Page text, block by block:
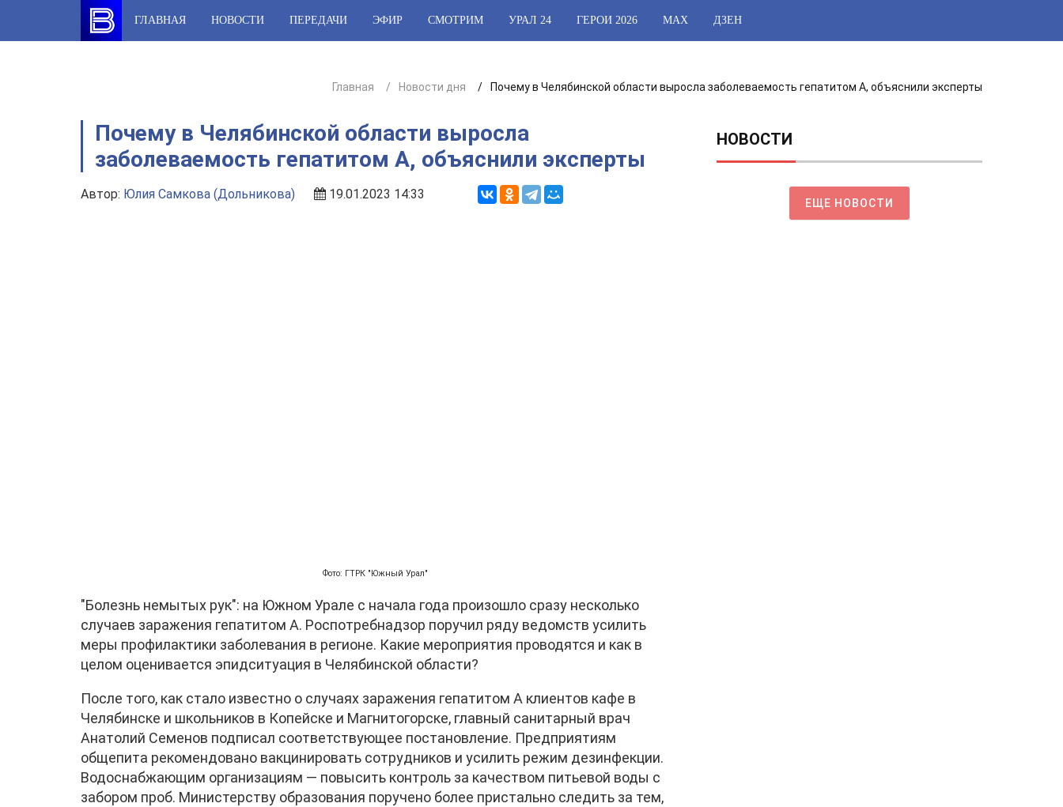
content
ГЛАВНАЯ НОВОСТИ ПЕРЕДАЧИ ЭФИР СМОТРИМ УРАЛ 24 ГЕРОИ 2026 МАХ ДЗЕН
Главная Новости дня Почему в Челябинской области выросла заболеваемость гепатитом А, объяснили эксперты
Почему в Челябинской области выросла
заболеваемость гепатитом А, объяснили эксперты
Автор: Юлия Самкова (Дольникова) 19.01.2023 14:33
Фото: ГТРК "Южный Урал"
"Болезнь немытых рук": на Южном Урале с начала года произошло сразу несколько
случаев заражения гепатитом А. Роспотребнадзор поручил ряду ведомств усилить
меры профилактики заболевания в регионе. Какие мероприятия проводятся и как в
целом оценивается эпидситуация в Челябинской области?
После того, как стало известно о случаях заражения гепатитом А клиентов кафе в
Челябинске и школьников в Копейске и Магнитогорске, главный санитарный врач
Анатолий Семенов подписал соответствующее постановление. Предприятиям
общепита рекомендовано вакцинировать сотрудников и усилить режим дезинфекции.
Водоснабжающим организациям — повысить контроль за качеством питьевой воды с
забором проб. Министерству образования поручено более пристально следить за тем,
НОВОСТИ
ЕЩЕ НОВОСТИ